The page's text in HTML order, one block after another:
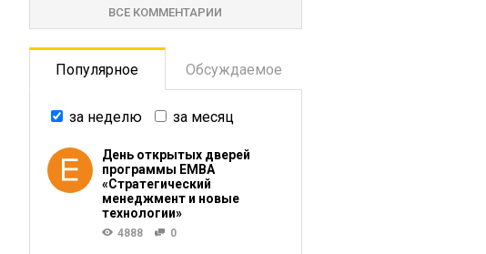
ВСЕ КОММЕНТАРИИ
Популярное Обсуждаемое
за неделю за месяц
День открытых дверей
программы ЕМВА
«Стратегический
менеджмент и новые
технологии»
4888 0